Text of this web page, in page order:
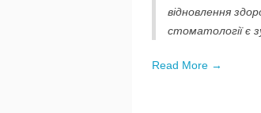
відновлення
стоматології є
Read More →